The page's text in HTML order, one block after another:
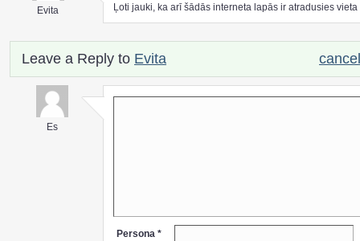
Evita Ļoti jauki, ka arī šādās interneta lapās ir atradusies vieta
Leave a Reply to Evita
Es
Persona *